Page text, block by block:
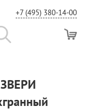
+7 (495) 380-14-00